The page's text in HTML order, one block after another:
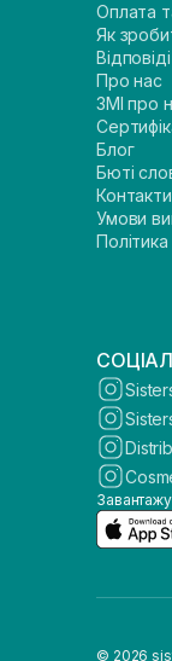
Оплата
Як
Про нас
ЗМІ про
Блог
Бюті
Контакти
Умови
Політика
© 2026